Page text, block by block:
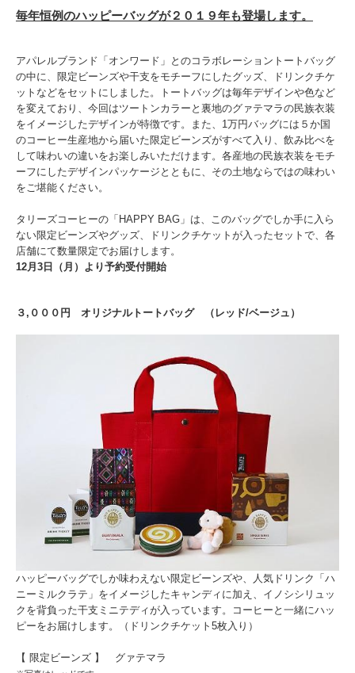
毎年恒例のハッピーバッグが２０１９年も登場します。
アパレルブランド「オンワード」とのコラボレーショントートバッグ
の中に、限定ビーンズや干支をモチーフにしたグッズ、ドリンクチケ
ットなどをセットにしました。トートバッグは毎年デザインや色など
を変えており、今回はツートンカラーと裏地のグァテマラの民族衣装
をイメージしたデザインが特徴です。また、1万円バッグには５か国
のコーヒー生産地から届いた限定ビーンズがすべて入り、飲み比べを
して味わいの違いをお楽しみいただけます。各産地の民族衣装をモチ
ーフにしたデザインパッケージとともに、その土地ならではの味わい
をご堪能ください。
タリーズコーヒーの「HAPPY BAG」は、このバッグでしか手に入ら
ない限定ビーンズやグッズ、ドリンクチケットが入ったセットで、各
店舗にて数量限定でお届けします。
12月3日（月）より予約受付開始
３,０００円 オリジナルトートバッグ （レッド/ベージュ）
ハッピーバッグでしか味わえない限定ビーンズや、人気ドリンク「ハ
ニーミルクラテ」をイメージしたキャンディに加え、イノシシリュッ
クを背負った干支ミニテディが入っています。コーヒーと一緒にハッ
ピーをお届けします。（ドリンクチケット5枚入り）
【 限定ビーンズ 】 グァテマラ